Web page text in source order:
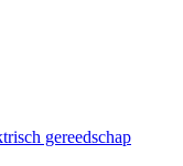
gereedschap